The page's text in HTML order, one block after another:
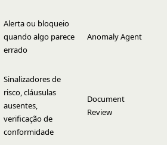
Alerta ou bloqueio
quando algo parece
errado
Anomaly Agent
Sinalizadores de
risco, cláusulas
ausentes,
verificação de
conformidade
Document
Review